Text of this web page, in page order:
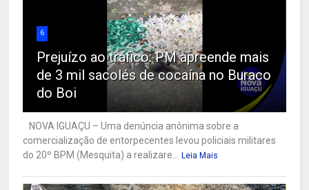
6
Prejuízo ao tráfico: PM apreende mais
de 3 mil sacolés de cocaína no Buraco
do Boi
NOVA IGUAÇU – Uma denúncia anônima sobre a
comercialização de entorpecentes levou policiais militares
do 20º BPM (Mesquita) a realizare... Leia Mais